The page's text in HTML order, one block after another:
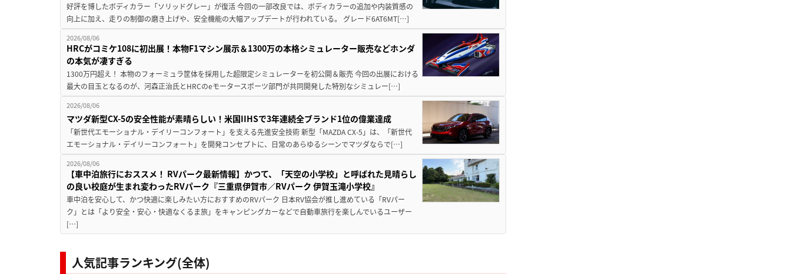
好評を博したボディカラー「ソリッドグレー」が復活 今回の一部改良では、ボディカラーの追加や内装質感の
向上に加え、走りの制御の磨き上げや、安全機能の大幅アップデートが行われている。 グレード6AT6MT[…]
2026/08/06
HRCがコミケ108に初出展！本物F1マシン展示＆1300万の本格シミュレーター販売などホンダ
の本気が凄すぎる
1300万円超え！ 本物のフォーミュラ筐体を採用した超限定シミュレーターを初公開＆販売 今回の出展における
最大の目玉となるのが、河森正治氏とHRCのeモータースポーツ部門が共同開発した特別なシミュレー[…]
2026/08/06
マツダ新型CX-5の安全性能が素晴らしい！米国IIHSで3年連続全ブランド1位の偉業達成
「新世代エモーショナル・デイリーコンフォート」を支える先進安全技術 新型「MAZDA CX-5」は、「新世代
エモーショナル・デイリーコンフォート」を開発コンセプトに、日常のあらゆるシーンでマツダならで[…]
2026/08/06
【車中泊旅行におススメ！ RVパーク最新情報】かつて、「天空の小学校」と呼ばれた見晴らし
の良い校庭が生まれ変わったRVパーク『三重県伊賀市／RVパーク 伊賀玉滝小学校』
車中泊を安心して、かつ快適に楽しみたい方におすすめのRVパーク 日本RV協会が推し進めている「RVパー
ク」とは「より安全・安心・快適なくるま旅」をキャンピングカーなどで自動車旅行を楽しんでいるユーザー
[…]
人気記事ランキング(全体)